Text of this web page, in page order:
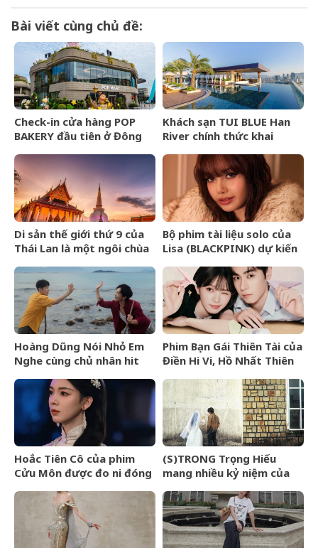
Bài viết cùng chủ đề:
Check-in cửa hàng POP
BAKERY đầu tiên ở Đông
Khách sạn TUI BLUE Han
River chính thức khai
Di sản thế giới thứ 9 của
Thái Lan là một ngôi chùa
Bộ phim tài liệu solo của
Lisa (BLACKPINK) dự kiến
TIFF 2026
Hoàng Dũng Nói Nhỏ Em
Nghe cùng chủ nhân hit
Phim Bạn Gái Thiên Tài của
Điền Hi Vi, Hồ Nhất Thiên
kịch bản phi lý
Hoắc Tiên Cô của phim
Cửu Môn được đo ni đóng
(S)TRONG Trọng Hiếu
mang nhiều kỷ niệm của
vẫn yêu em) đến giây cuối
cùng